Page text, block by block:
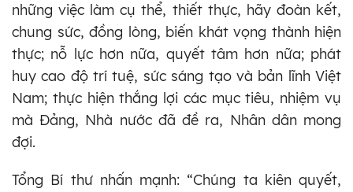
những việc làm cụ thể, thiết thực, hãy đoàn kết,
chung sức, đồng lòng, biến khát vọng thành hiện
thực; nỗ lực hơn nữa, quyết tâm hơn nữa; phát
huy cao độ trí tuệ, sức sáng tạo và bản lĩnh Việt
Nam; thực hiện thắng lợi các mục tiêu, nhiệm vụ
mà Đảng, Nhà nước đã đề ra, Nhân dân mong
đợi.
Tổng Bí thư nhấn mạnh: “Chúng ta kiên quyết,